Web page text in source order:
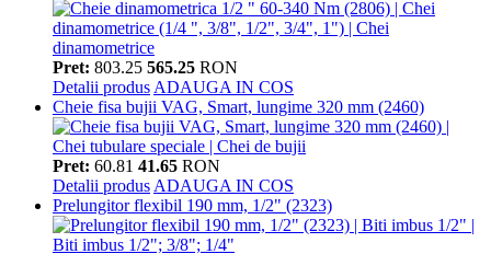
Pret: 803.25 565.25 RON
Detalii produs ADAUGA IN COS
Cheie fisa bujii VAG, Smart, lungime 320 mm (2460)
Pret: 60.81 41.65 RON
Detalii produs ADAUGA IN COS
Prelungitor flexibil 190 mm, 1/2" (2323)